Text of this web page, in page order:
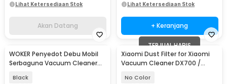
Lihat Ketersediaan Stok
Akan Datang
Lihat Ketersediaan Stok
+ Keranjang
WOKER Penyedot Debu Mobil
Serbaguna Vacuum Cleaner
Black
TERJUAL HABIS
Xiaomi Dust Filter for Xiaomi
Vacuum Cleaner DX700 /
No Color